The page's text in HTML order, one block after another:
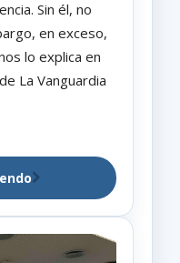
Sin él, no
en exceso,
lo explica en
La Vanguardia